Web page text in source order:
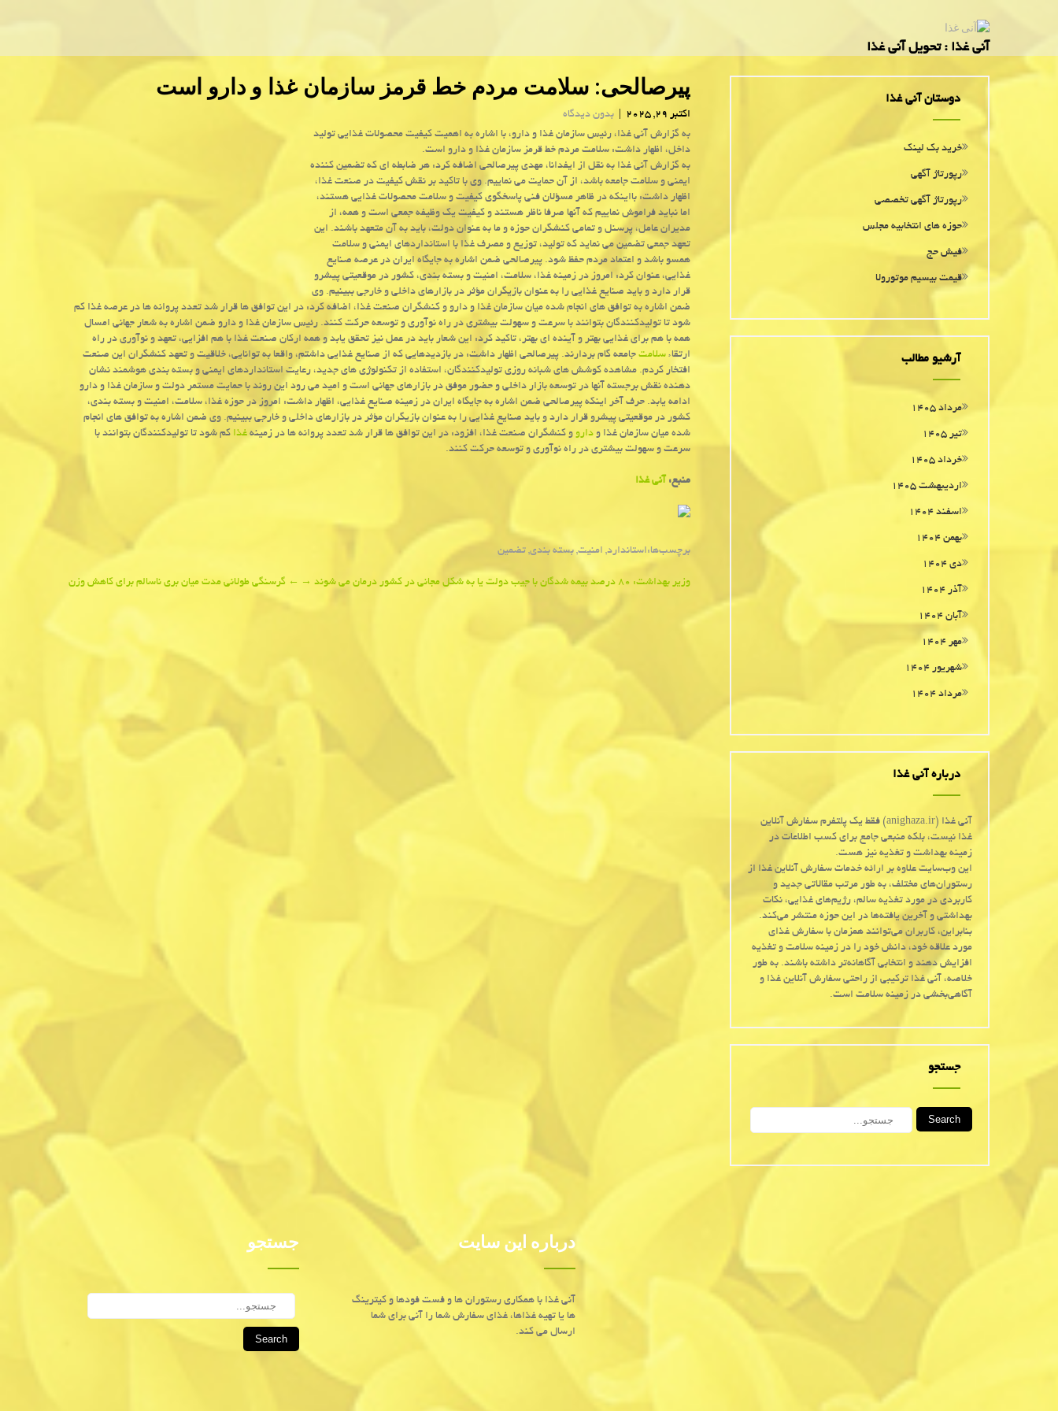
آنی غذا : تحویل آنی غذا
پیرصالحی: سلامت مردم خط قرمز سازمان غذا و دارو است
اکتبر 29, 2025
بدون دیدگاه
به گزارش آنی غذا، رئیس سازمان غذا و دارو، با اشاره به اهمیت کیفیت محصولات غذایی تولید
داخل، اظهار داشت: سلامت مردم خط قرمز سازمان غذا و دارو است.
به گزارش آنی غذا به نقل از ایفدانا، مهدی پیرصالحی اضافه کرد: هر ضابطه ای که تضمین کننده
ایمنی و سلامت جامعه باشد، از آن حمایت می نماییم. وی با تاکید بر نقش کیفیت در صنعت غذا،
اظهار داشت: بااینکه در ظاهر مسؤلان فنی پاسخگوی کیفیت و سلامت محصولات غذایی هستند،
اما نباید فراموش نماییم که آنها صرفا ناظر هستند و کیفیت یک وظیفه جمعی است و همه، از
مدیران عامل، پرسنل و تمامی کنشگران حوزه و ما به عنوان دولت، باید به آن متعهد باشند. این
تعهد جمعی تضمین می نماید که تولید، توزیع و مصرف غذا با استانداردهای ایمنی و سلامت
همسو باشد و اعتماد مردم حفظ شود. پیرصالحی ضمن اشاره به جایگاه ایران در عرصه صنایع
غذایی، عنوان کرد: امروز در زمینه غذا، سلامت، امنیت و بسته بندی، کشور در موقعیتی پیشرو
قرار دارد و باید صنایع غذایی را به عنوان بازیگران مؤثر در بازارهای داخلی و خارجی ببینیم. وی
ضمن اشاره به توافق های انجام شده میان سازمان غذا و دارو و کنشگران صنعت غذا، اضافه کرد: در این توافق ها قرار شد تعدد پروانه ها در عرصه غذا کم
شود تا تولیدکنندگان بتوانند با سرعت و سهولت بیشتری در راه نوآوری و توسعه حرکت کنند. رئیس سازمان غذا و دارو ضمن اشاره به شعار جهانی امسال
همه با هم برای غذایی بهتر و آینده ای بهتر، تاکید کرد: این شعار باید در عمل نیز تحقق یابد و همه ارکان صنعت غذا با هم افزایی، تعهد و نوآوری در راه
ارتقاء سلامت جامعه گام بردارند. پیرصالحی اظهار داشت: در بازدیدهایی که از صنایع غذایی داشتم، واقعا به توانایی، خلاقیت و تعهد کنشگران این صنعت
افتخار کردم. مشاهده کوشش های شبانه روزی تولیدکنندگان، استفاده از تکنولوژی های جدید، رعایت استانداردهای ایمنی و بسته بندی هوشمند نشان
دهنده نقش برجسته آنها در توسعه بازار داخلی و حضور موفق در بازارهای جهانی است و امید می رود این روند با حمایت مستمر دولت و سازمان غذا و دارو
ادامه یابد. حرف آخر اینکه پیرصالحی ضمن اشاره به جایگاه ایران در زمینه صنایع غذایی، اظهار داشت: امروز در حوزه غذا، سلامت، امنیت و بسته بندی،
کشور در موقعیتی پیشرو قرار دارد و باید صنایع غذایی را به عنوان بازیگران مؤثر در بازارهای داخلی و خارجی ببینیم. وی ضمن اشاره به توافق های انجام
شده میان سازمان غذا و دارو و کنشگران صنعت غذا، افزود: در این توافق ها قرار شد تعدد پروانه ها در زمینه غذا کم شود تا تولیدکنندگان بتوانند با
سرعت و سهولت بیشتری در راه نوآوری و توسعه حرکت کنند.
منبع: آنی غذا
برچسب‌ها:استاندارد, امنیت, بسته بندی, تضمین
Post
← گرسنگی طولانی مدت میان بری ناسالم برای کاهش وزن وزیر بهداشت: ۸۰ درصد بیمه شدگان با جیب دولت یا به شکل مجانی در کشور درمان می شوند →
دوستان آنی غذا
خرید بک لینک
رپورتاژ آگهی
رپورتاژ آگهی تخصصی
حوزه های انتخابیه مجلس
فیش حج
قیمت بیسیم موتورولا
آرشیو مطالب
مرداد ۱۴۰۵
تیر ۱۴۰۵
خرداد ۱۴۰۵
اردیبهشت ۱۴۰۵
اسفند ۱۴۰۴
بهمن ۱۴۰۴
دی ۱۴۰۴
آذر ۱۴۰۴
آبان ۱۴۰۴
مهر ۱۴۰۴
شهریور ۱۴۰۴
مرداد ۱۴۰۴
درباره آنی غذا
آنی غذا (anighaza.ir) فقط یک پلتفرم سفارش آنلاین
غذا نیست، بلکه منبعی جامع برای کسب اطلاعات در
زمینه بهداشت و تغذیه نیز هست.
این وب‌سایت علاوه بر ارائه خدمات سفارش آنلاین غذا از
رستوران‌های مختلف، به طور مرتب مقالاتی جدید و
کاربردی در مورد تغذیه سالم، رژیم‌های غذایی، نکات
بهداشتی و آخرین یافته‌ها در این حوزه منتشر می‌کند.
بنابراین، کاربران می‌توانند همزمان با سفارش غذای
مورد علاقه خود، دانش خود را در زمینه سلامت و تغذیه
افزایش دهند و انتخابی آگاهانه‌تر داشته باشند. به طور
خلاصه، آنی غذا ترکیبی از راحتی سفارش آنلاین غذا و
آگاهی‌بخشی در زمینه سلامت است.
جستجو
Search
جستجو درباره این سایت
آنی غذا با همكاری رستوران ها و فست فودها و كیترینگ
ها یا تهیه غذاها، غذای سفارش شما را آنی برای شما
ارسال می كند.